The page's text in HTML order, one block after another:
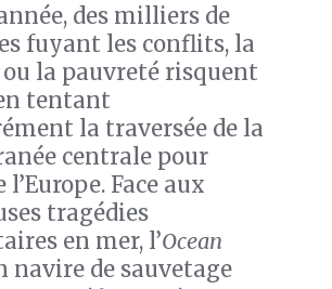
des milliers de
fuyant les conflits, la
la pauvreté risquent
tentant
la traversée de la
centrale pour
Face aux
tragédies
en mer, l’Ocean
navire de sauvetage